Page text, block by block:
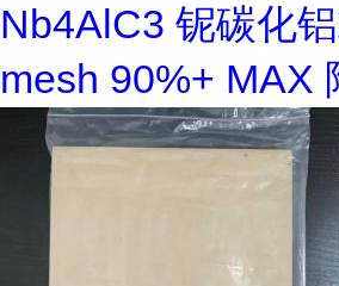
Nb4AlC3 铌碳化
mesh 90%+ MAX